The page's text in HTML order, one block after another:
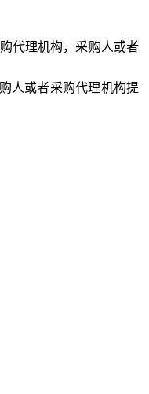
代理机构，采购人或者
人或者采购代理机构提